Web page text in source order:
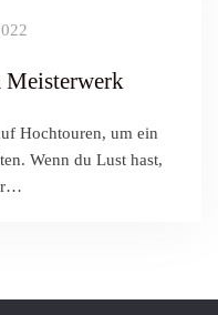
Meisterwerk
Hochtouren, um ein
Wenn du Lust hast,